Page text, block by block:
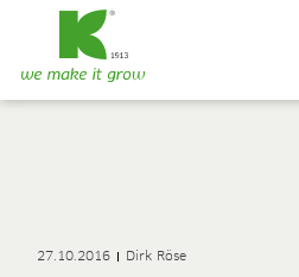
ProLine Substrate
27.10.2016 Dirk Röse